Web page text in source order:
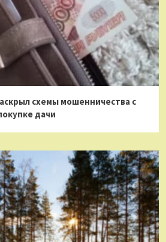
схемы мошенничества с
дачи